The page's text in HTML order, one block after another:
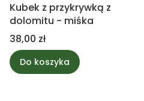
Kubek z przykrywką z
dolomitu - miśka
Cena
38,00 zł
Do koszyka